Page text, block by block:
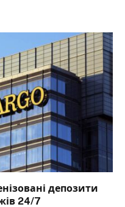
депозити
24/7